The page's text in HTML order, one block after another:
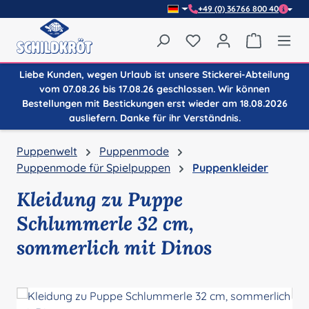
+49 (0) 36766 800 40
Du hast 0 Produkte
Liebe Kunden, wegen Urlaub ist unsere Stickerei-Abteilung
vom 07.08.26 bis 17.08.26 geschlossen. Wir können
Bestellungen mit Bestickungen erst wieder am 18.08.2026
ausliefern. Danke für ihr Verständnis.
Puppenwelt
Puppenmode
Puppenmode für Spielpuppen
Puppenkleider
Kleidung zu Puppe
Schlummerle 32 cm,
sommerlich mit Dinos